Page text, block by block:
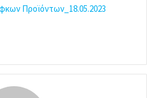
Προϊόντων_18.05.2023